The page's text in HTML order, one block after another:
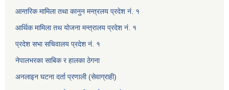
आन्तरिक मामिला तथा कानुन मन्त्रलय प्रदेश नं. १
आर्थिक मामिला तथ योजना मन्त्रालय प्रदेश नं. १
प्रदेश सभा सचिवालय प्रदेश नं. १
नेपालभरका साबिक र हालका ठेगना
अनलाइन घटना दर्ता प्रणाली (सेवाग्राही)